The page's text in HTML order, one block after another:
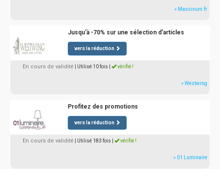
» Massivum.fr
Jusqu'à -70% sur une sélection d'articles
vers la réduction
En cours de validité | Utilisé 10 fois vérifié !
» Westwing
Profitez des promotions
vers la réduction
En cours de validité | Utilisé 183 fois vérifié !
» 01 Luminaire